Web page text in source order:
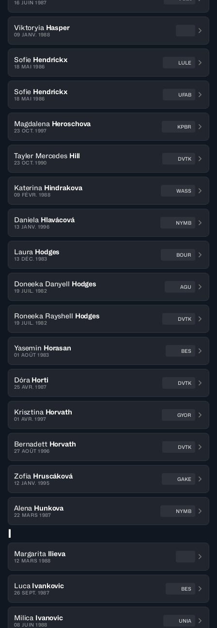
16 JUIN 1987
Viktoryia Hasper
09 JANV. 1988
Sofie Hendrickx
18 MAI 1986
LULE
Sofie Hendrickx
18 MAI 1986
UFAB
Magdalena Heroschova
23 OCT. 1997
KPBR
Tayler Mercedes Hill
23 OCT. 1990
DVTK
Katerina Hindrakova
09 FÉVR. 1988
WASS
Daniela Hlavácová
13 JANV. 1996
NYMB
Laura Hodges
13 DÉC. 1983
BOUR
Doneeka Danyell Hodges
19 JUIL. 1982
AGU
Roneeka Rayshell Hodges
19 JUIL. 1982
DVTK
Yasemin Horasan
01 AOÛT 1983
BES
Dóra Horti
25 AVR. 1987
DVTK
Krisztina Horvath
01 AVR. 1997
GYOR
Bernadett Horvath
27 AOÛT 1996
DVTK
Zofia Hruscáková
12 JANV. 1995
GAKE
Alena Hunkova
22 MARS 1987
NYMB
I
Margarita Ilieva
12 MARS 1988
Luca Ivankovic
26 SEPT. 1987
BES
Milica Ivanovic
08 JUIN 1988
UNIA